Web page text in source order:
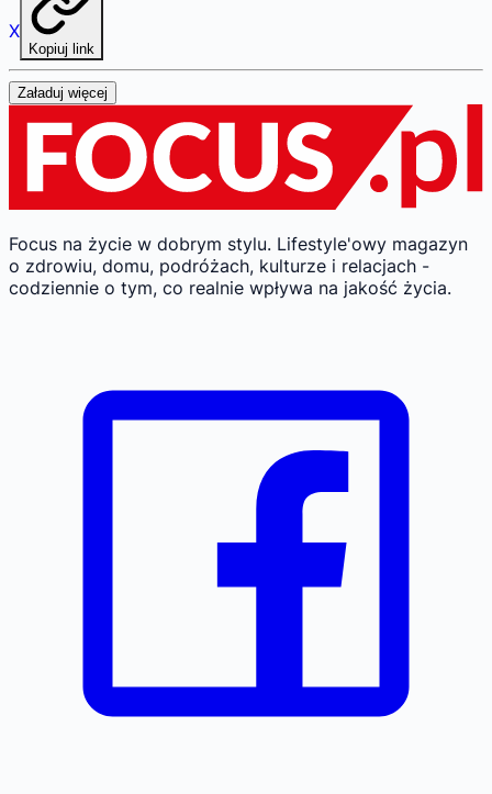
X
Kopiuj link
Załaduj więcej
Focus na życie w dobrym stylu. Lifestyle'owy magazyn
o zdrowiu, domu, podróżach, kulturze i relacjach -
codziennie o tym, co realnie wpływa na jakość życia.